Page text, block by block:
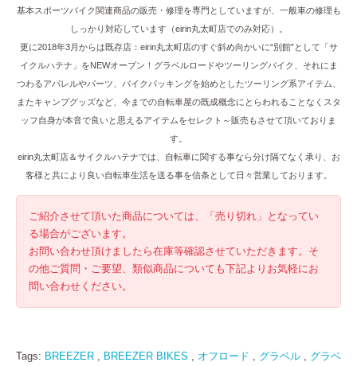
基本スポーツバイク関連商品の販売・修理を専門としていますが、一般車の修理も
しっかり対応しています（eirin丸太町店でのみ対応）。
更に2018年3月からは既存店：eirin丸太町店のすぐ斜め向かいに“別館”として「サ
イクルハテナ」をNEWオープン！グラベルロードやツーリングバイク、それにま
つわるアパレルやパーツ、バイクパッキングを始めとしたツーリング系アイテム、
またキャンプグッズなど、今までの自転車屋の既成概念にとらわれることなくスタ
ッフ自身が本音で良いと思えるアイテムをセレクト～販売もさせて頂いておりま
す。
eirin丸太町店＆サイクルハテナでは、自転車に関する事なら分け隔てなく承り、お
客様と共により良い自転車生活を送る事を信条として日々営業しております。
ご紹介させて頂いた商品については、「売り切れ」となってい
る場合がございます。
お問い合わせ頂けましたら在庫等確認させていただきます。そ
の他ご質問・ご要望、類似商品についても下記よりお気軽にお
問い合わせください。
Tags: BREEZER , BREEZER BIKES , オフロード , グラベル , グラベ